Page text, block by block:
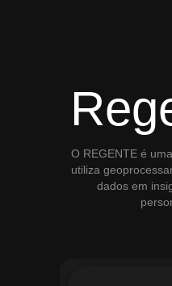
O REGENTE é
utiliza
dados em